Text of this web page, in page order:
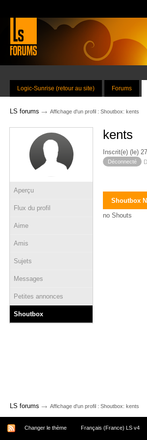
Logic-Sunrise (retour au site) Forums
LS forums → Affichage d'un profil : Shoutbox: kents
Aperçu
Flux du profil
Aime
Amis
Sujets
Messages
Petites annonces
Shoutbox
kents
Inscrit(e) (le)
Déconnecté
Shoutbox
no Shouts
LS forums → Affichage d'un profil : Shoutbox: kents
Changer le thème Français (France) LS v4